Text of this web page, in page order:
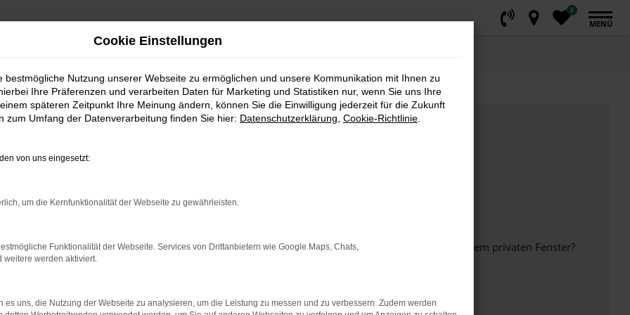
0
MENÜ
bestimmter Seiten verhindern. Funktioniert die Seite in einem anderen Browser oder in einem privaten Fenster?
beheben.
auf dem neuesten Stand sind.
Cookie Einstellungen
bestmögliche Nutzung unserer Webseite zu ermöglichen und unsere Kommunikation mit Ihnen zu
Ihre Präferenzen und verarbeiten Daten für Marketing und Statistiken nur, wenn Sie uns Ihre
späteren Zeitpunkt Ihre Meinung ändern, können Sie die Einwilligung jederzeit für die Zukunft
zum Umfang der Datenverarbeitung finden Sie hier: Datenschutzerklärung Cookie-Richtlinie
von uns eingesetzt:
um die Kernfunktionalität der Webseite zu gewährleisten.
Funktionalität der Webseite. Services von Drittanbietern wie Google Maps, Chats,
weitere werden aktiviert.
es uns, die Nutzung der Webseite zu analysieren, um die Leistung zu messen und zu verbessern. Zudem werden